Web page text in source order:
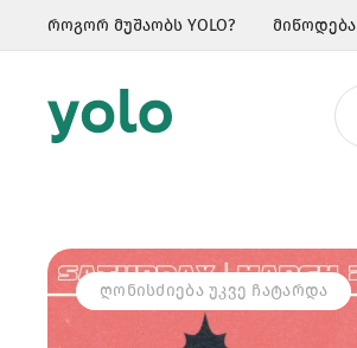
როგორ მუშაობს YOLO? მიწოდება
ᲦᲝᲜᲘᲡᲫᲘᲔᲑᲐ ᲣᲙᲕᲔ ᲩᲐᲢᲐᲠᲓᲐ